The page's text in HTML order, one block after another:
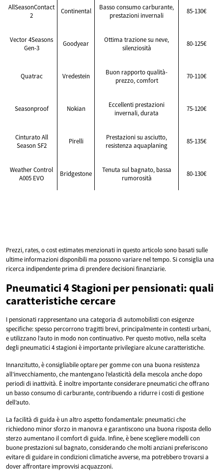
AllSeasonContact
2
Continental
Basso consumo carburante,
prestazioni invernali
85-130€
Vector 4Seasons
Gen-3
Goodyear
Ottima trazione su neve,
silenziosità
80-125€
Quatrac Vredestein
Buon rapporto qualità-
prezzo, comfort
70-110€
Seasonproof Nokian
Eccellenti prestazioni
invernali, durata
75-120€
Cinturato All
Season SF2
Pirelli
Prestazioni su asciutto,
resistenza aquaplaning
85-135€
Weather Control
A005 EVO
Bridgestone
Tenuta sul bagnato, bassa
rumorosità
80-130€
Prezzi, rates, o cost estimates menzionati in questo articolo sono basati sulle
ultime informazioni disponibili ma possono variare nel tempo. Si consiglia una
ricerca indipendente prima di prendere decisioni finanziarie.
Pneumatici 4 Stagioni per pensionati: quali
caratteristiche cercare
I pensionati rappresentano una categoria di automobilisti con esigenze
specifiche: spesso percorrono tragitti brevi, principalmente in contesti urbani,
e utilizzano l’auto in modo non continuativo. Per questo motivo, nella scelta
degli pneumatici 4 stagioni è importante privilegiare alcune caratteristiche.
Innanzitutto, è consigliabile optare per gomme con una buona resistenza
all’invecchiamento, che mantengano l’elasticità della mescola anche dopo
periodi di inattività. È inoltre importante considerare pneumatici che offrano
un basso consumo di carburante, contribuendo a ridurre i costi di gestione
dell’auto.
La facilità di guida è un altro aspetto fondamentale: pneumatici che
richiedono minor sforzo in manovra e garantiscono una buona risposta dello
sterzo aumentano il comfort di guida. Infine, è bene scegliere modelli con
buone prestazioni sul bagnato, considerando che molti anziani preferiscono
evitare di guidare in condizioni climatiche avverse, ma potrebbero trovarsi a
dover affrontare improvvisi acquazzoni.